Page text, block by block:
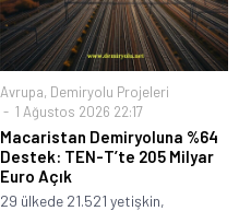
Avrupa, Demiryolu Projeleri
1 Ağustos 2026 22:17
Macaristan Demiryoluna %64
Destek: TEN-T’te 205 Milyar
Euro Açık
29 ülkede 21.521 yetişkin,